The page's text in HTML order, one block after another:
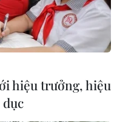
bộ
hiệu trưởng, hiệu
dục